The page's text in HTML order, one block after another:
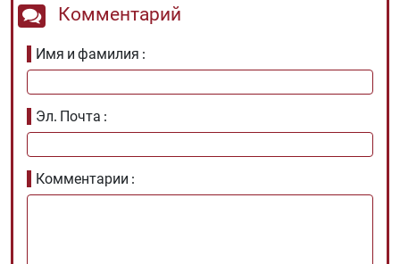
Комментарий
Имя и фамилия
Эл. Почта
Комментарии